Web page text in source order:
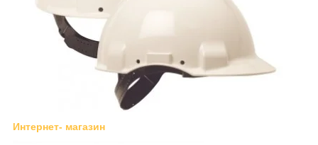
Интернет- магазин